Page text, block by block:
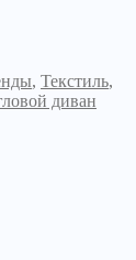
, Текстиль,
диван